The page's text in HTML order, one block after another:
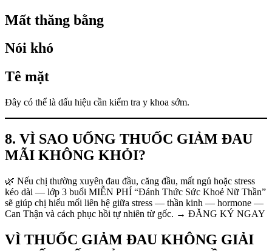
Mất thăng bằng
Nói khó
Tê mặt
Đây có thể là dấu hiệu cần kiểm tra y khoa sớm.
8. VÌ SAO UỐNG THUỐC GIẢM ĐAU
MÃI KHÔNG KHỎI?
🌿 Nếu chị thường xuyên đau đầu, căng đầu, mất ngủ hoặc stress
kéo dài — lớp 3 buổi MIỄN PHÍ “Đánh Thức Sức Khoẻ Nữ Thần”
sẽ giúp chị hiểu mối liên hệ giữa stress — thần kinh — hormone —
Can Thận và cách phục hồi tự nhiên từ gốc. → ĐĂNG KÝ NGAY
VÌ THUỐC GIẢM ĐAU KHÔNG GIẢI